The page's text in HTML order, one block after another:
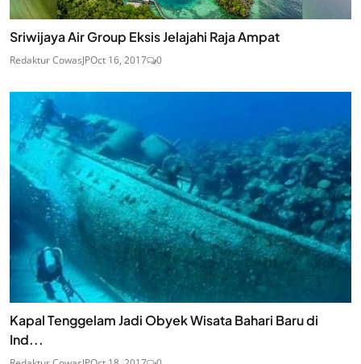
Sriwijaya Air Group Eksis Jelajahi Raja Ampat
Redaktur CowasJPOct 16, 2017 0
Kapal Tenggelam Jadi Obyek Wisata Bahari Baru di
Ind...